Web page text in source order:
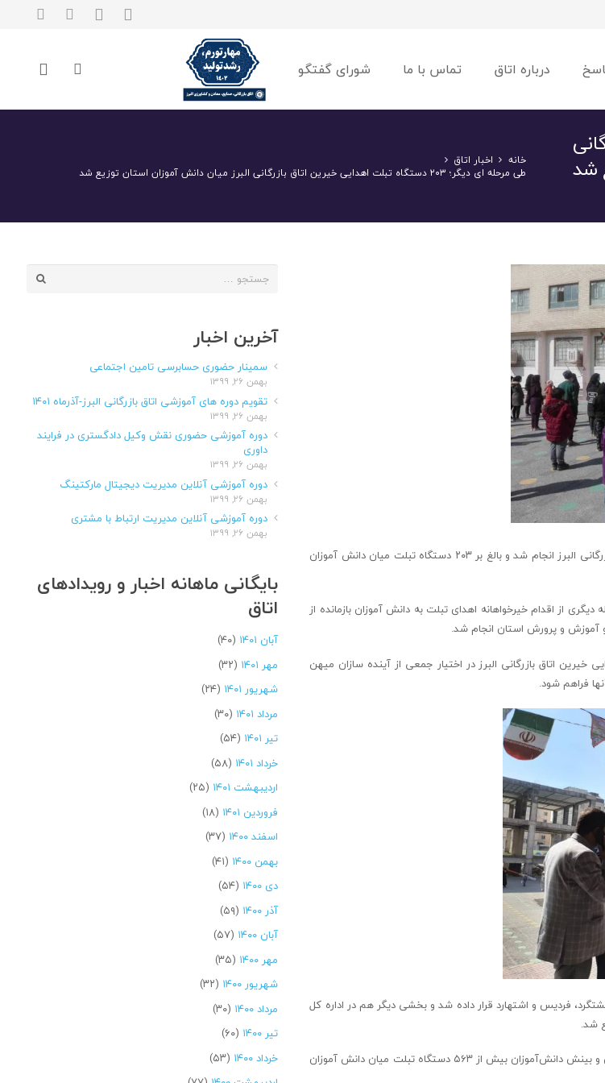
درباره اتاق تماس با ما شورای گفتگو
شد خانه
اخبار اتاق
طی مرحله ای دیگر؛ ۲۰۳ دستگاه تبلت اهدایی خیرین اتاق بازرگانی البرز میان دانش آموزان استان توزیع شد
همزمان با چهل و دومین سالگرد پیروزی انقلاب اسلامی مرحله دیگری از اهدای تبلت توسط خیرین اتاق بازرگانی البرز انجام شد و بالغ بر ۲۰۳ دستگاه تبلت میان دانش آموزان
از اقدام خیرخواهانه اهدای تبلت به دانش آموزان بازمانده از
و آموزش و پرورش استان انجام شد.
اتاق بازرگانی البرز، طی مراسمی بالغ بر ۲۰۳ دستگاه تبلت اهدایی خیرین اتاق بازرگانی البرز در اختیار جمعی از آینده سازان میهن
فراهم شود.
فردیس و اشتهارد قرار داده شد و بخشی دیگر هم در اداره کل
شد.
تاکنون در راستای مشارکت خیرین اتاق بازرگانی البرز در طرح اهدای تبلت به منظور رفع نیاز و ارتقای دانش و بینش دانش‌آموزان بیش از ۵۶۳ دستگاه تبلت میان دانش آموزان
جستجو
آخرین اخبار
سمینار حضوری حسابرسی تامین اجتماعی
بهمن ۲۶, ۱۳۹۹
تقویم دوره های آموزشی اتاق بازرگانی البرز-آذرماه ۱۴۰۱
بهمن ۲۶, ۱۳۹۹
دوره آموزشی حضوری نقش وکیل دادگستری در فرایند
داوری
بهمن ۲۶, ۱۳۹۹
دوره آموزشی آنلاین مدیریت دیجیتال مارکتینگ
بهمن ۲۶, ۱۳۹۹
دوره آموزشی آنلاین مدیریت ارتباط با مشتری
بهمن ۲۶, ۱۳۹۹
بایگانی ماهانه اخبار و رویدادهای
اتاق
آبان ۱۴۰۱
(۴۰)
مهر ۱۴۰۱
(۳۲)
شهریور ۱۴۰۱
(۲۴)
مرداد ۱۴۰۱
(۳۰)
تیر ۱۴۰۱
(۵۴)
خرداد ۱۴۰۱
(۵۸)
اردیبهشت ۱۴۰۱
(۲۵)
فروردین ۱۴۰۱
(۱۸)
اسفند ۱۴۰۰
(۳۷)
بهمن ۱۴۰۰
(۴۱)
دی ۱۴۰۰
(۵۴)
آذر ۱۴۰۰
(۵۹)
آبان ۱۴۰۰
(۵۷)
مهر ۱۴۰۰
(۳۵)
شهریور ۱۴۰۰
(۳۲)
مرداد ۱۴۰۰
(۳۰)
تیر ۱۴۰۰
(۶۰)
خرداد ۱۴۰۰
(۵۳)